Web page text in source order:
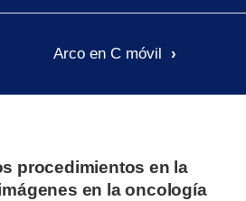
Arco en C móvil
procedimientos en la
en la oncología